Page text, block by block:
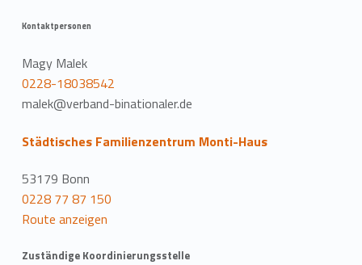
Kontaktpersonen
Magy Malek
0228-18038542
malek@verband-binationaler.de
Städtisches Familienzentrum Monti-Haus
53179 Bonn
0228 77 87 150
Route anzeigen
Zuständige Koordinierungsstelle